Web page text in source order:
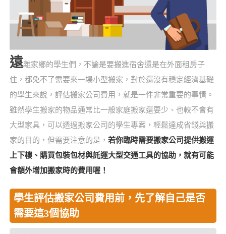
遠離家鄉的學生們，不論是要搬進宿舍還是在外面租房子
住，都免不了需要來一場小型搬家，對於還沒有穩定經濟基礎
的學生來說，評估搬家公司費用，就是一件非常重要的事情。
雖然學生搬家的物品通常比一般家庭搬家還要少、也較不會有
大型家具，可以透過搬家公司的學生專案，輕鬆達成省錢與搬
家的目的，但需要注意的是， 若你臨時需要搬家公司提供搬運
上下樓、購買包裝包材與託運大型交通工具的協助，就有可能
會額外增加搬家時的費用喔！
學生評估搬家公司費用前，先了解自己是否
需要這3個協助